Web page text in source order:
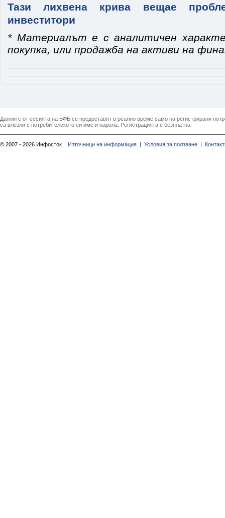
Тази лихвена крива вещае
инвеститори
* Материалът е с аналитичен
покупка, или продажба на активи на
Данните от сесията на БФБ се предоставят в реално време само на регистрирани
са влезли с потребителското си име и парола. Регистрацията е безплатна.
© 2007 - 2026 Инфосток Източници на информация | Условия за ползване |